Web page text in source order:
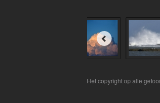
Het copyright op alle